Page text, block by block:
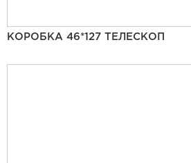
КОРОБКА 46*127 ТЕЛЕСКОП